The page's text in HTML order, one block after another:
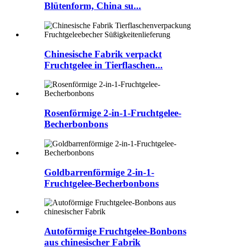
Blütenform, China su...
Chinesische Fabrik verpackt
Fruchtgelee in Tierflaschen...
Rosenförmige 2-in-1-Fruchtgelee-
Becherbonbons
Goldbarrenförmige 2-in-1-
Fruchtgelee-Becherbonbons
Autoförmige Fruchtgelee-Bonbons
aus chinesischer Fabrik